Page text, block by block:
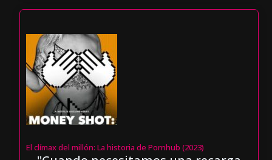
El clímax del millón: La historia de Pornhub (2023)